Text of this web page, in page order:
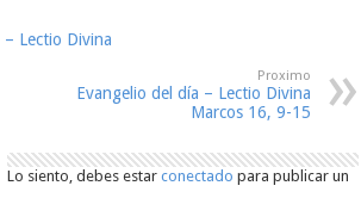
– Lectio Divina
Proximo
Evangelio del día – Lectio Divina
Marcos 16, 9-15
Lo siento, debes estarconectado para publicar un